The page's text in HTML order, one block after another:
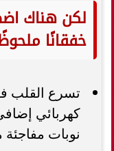
لكن هناك
خفقانًا
تسرع القلب
كهربائي
نوبات